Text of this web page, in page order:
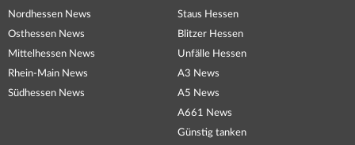
Nordhessen News
Osthessen News
Mittelhessen News
Rhein-Main News
Südhessen News
Staus Hessen
Blitzer Hessen
Unfälle Hessen
A3 News
A5 News
A661 News
Günstig tanken